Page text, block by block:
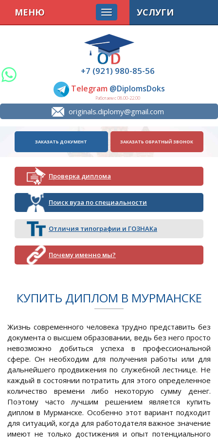
+7 (921) 980-85-56
Telegram @DiplomsDoks
Работаем с 08.00-22.00
originals.diplomy@gmail.com
МЕНЮ
ЗАКАЗАТЬ ДОКУМЕНТ ЗАКАЗАТЬ ОБРАТНЫЙ ЗВОНОК
Проверка диплома
Поиск вуза по специальности
Отличия типографии и ГОЗНАКа
Почему именно мы?
УСЛУГИ
КУПИТЬ ДИПЛОМ В МУРМАНСКЕ
Жизнь современного человека трудно представить без
документа о высшем образовании, ведь без него просто
невозможно добиться успеха в профессиональной
сфере. Он необходим для получения работы или для
дальнейшего продвижения по служебной лестнице. Не
каждый в состоянии потратить для этого определенное
количество времени либо некоторую сумму денег.
Поэтому часто лучшим решением является купить
диплом в Мурманске. Особенно этот вариант подходит
для ситуаций, когда для работодателя важное значение
имеют не только достижения и опыт потенциального